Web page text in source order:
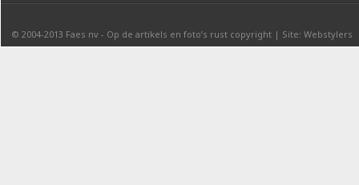
© 2004-2013 Faes nv - Op de artikels en foto’s rust copyright | Site: Webstylers